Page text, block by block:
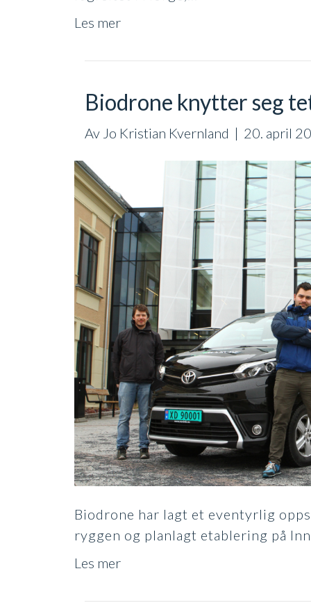
Les mer
Biodrone knytter seg
Av Jo Kristian Kvernland | 20. april
Biodrone har lagt et eventyrlig
ryggen og planlagt etablering på
Les mer